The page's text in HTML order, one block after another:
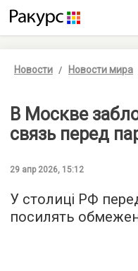
Новости Новости мира
В Москве
связь перед
29 апр 2026, 15:12
У столиці РФ
посилять